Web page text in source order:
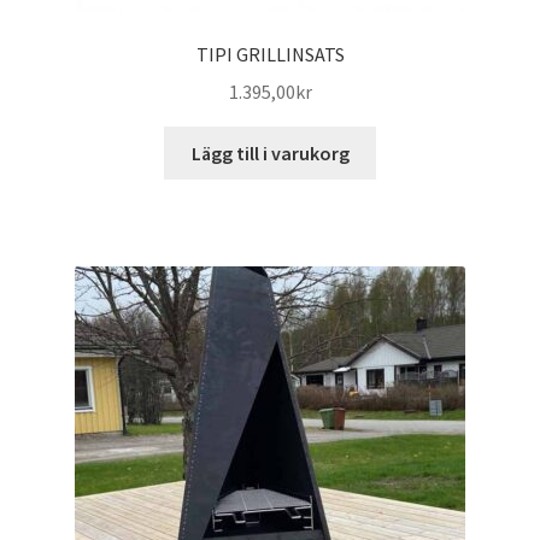
TIPI GRILLINSATS
1.395,00kr
Lägg till i varukorg